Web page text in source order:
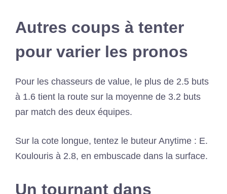
Autres coups à tenter
pour varier les pronos
Pour les chasseurs de value, le plus de 2.5 buts
à 1.6 tient la route sur la moyenne de 3.2 buts
par match des deux équipes.
Sur la cote longue, tentez le buteur Anytime : E.
Koulouris à 2.8, en embuscade dans la surface.
Un tournant dans